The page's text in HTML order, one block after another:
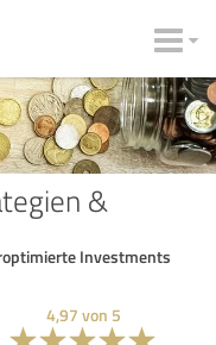
&
Investments
4,97 von 5